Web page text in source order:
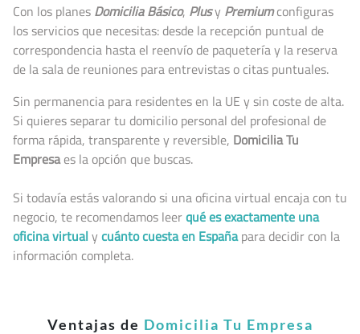
Con los planes Domicilia Básico, Plusy Premiumconfiguras
los servicios que necesitas: desde la recepción puntual de
correspondencia hasta el reenvío de paquetería y la reserva
de la sala de reuniones para entrevistas o citas puntuales.
Sin permanencia para residentes en la UE y sin coste de alta.
Si quieres separar tu domicilio personal del profesional de
forma rápida, transparente y reversible, Domicilia Tu
Empresaes la opción que buscas.
Si todavía estás valorando si una oficina virtual encaja con tu
negocio, te recomendamos leerqué es exactamente una
oficina virtual ycuánto cuesta en Españapara decidir con la
información completa.
Ventajas de Domicilia Tu Empresa